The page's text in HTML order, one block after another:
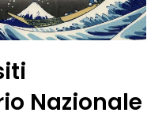
Nazionale